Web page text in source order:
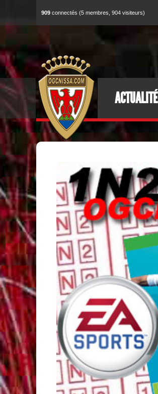
909 connectés (5 membres, 904 visiteurs)
ACTUALITÉ